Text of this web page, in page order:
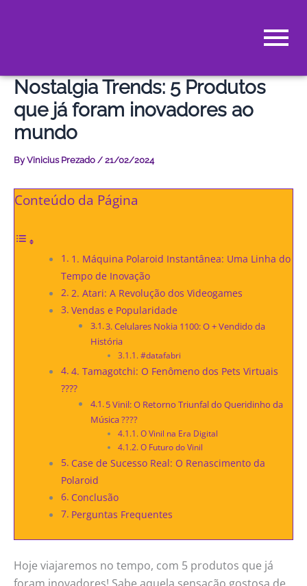
Nostalgia Trends: 5 Produtos
que já foram inovadores ao
mundo
ByVinicius Prezado / 21/02/2024
Conteúdo da Página
1. Máquina Polaroid Instantânea: Uma Linha do
Tempo de Inovação
2. Atari: A Revolução dos Videogames
Vendas e Popularidade
3. Celulares Nokia 1100: O + Vendido da
História
#datafabri
4. Tamagotchi: O Fenômeno dos Pets Virtuais
????
5 Vinil: O Retorno Triunfal do Queridinho da
Música ????
O Vinil na Era Digital
O Futuro do Vinil
Case de Sucesso Real: O Renascimento da
Polaroid
Conclusão
Perguntas Frequentes
Hoje viajaremos no tempo, com 5 produtos que já